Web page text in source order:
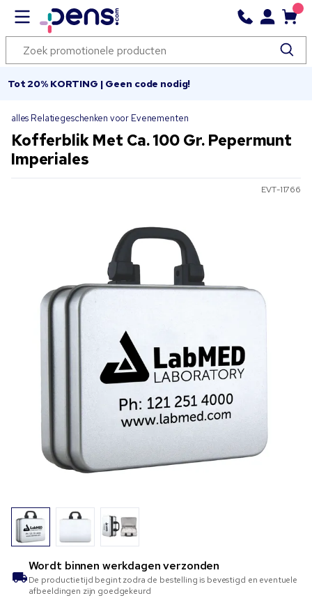
Tot 20% KORTING | Geen code nodig!
alles Relatiegeschenken voor Evenementen
Kofferblik Met Ca. 100 Gr. Pepermunt
Imperiales
EVT-11766
Wordt binnen werkdagen verzonden
De productietijd begint zodra de bestelling is bevestigd en eventuele
afbeeldingen zijn goedgekeurd